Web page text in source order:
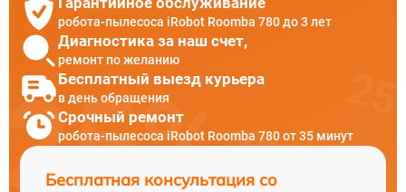
робота-пылесоса iRobot Roomba 780 до 3 лет
Диагностика за наш счет,
ремонт по желанию
Бесплатный выезд курьера
в день обращения
Срочный ремонт
робота-пылесоса iRobot Roomba 780 от 35 минут
Бесплатная консультация со